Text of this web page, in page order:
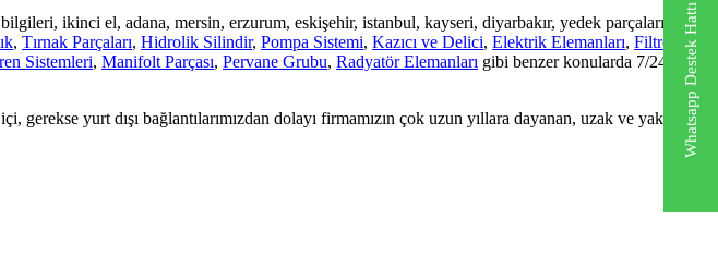
ikinci el, adana, mersin, erzurum, eskişehir, istanbul, kayseri, diyarbakır, yedek parçaları,
, Tırnak Parçaları, Hidrolik Silindir, Pompa Sistemi, Kazıcı ve Delici, Elektrik Elemanları, Filtre
Sistemleri, Manifolt Parçası, Pervane Grubu, Radyatör Elemanları gibi benzer konularda 7/24
yurt dışı bağlantılarımızdan dolayı firmamızın çok uzun yıllara dayanan, uzak ve yakın
Whatsapp Destek Hattı